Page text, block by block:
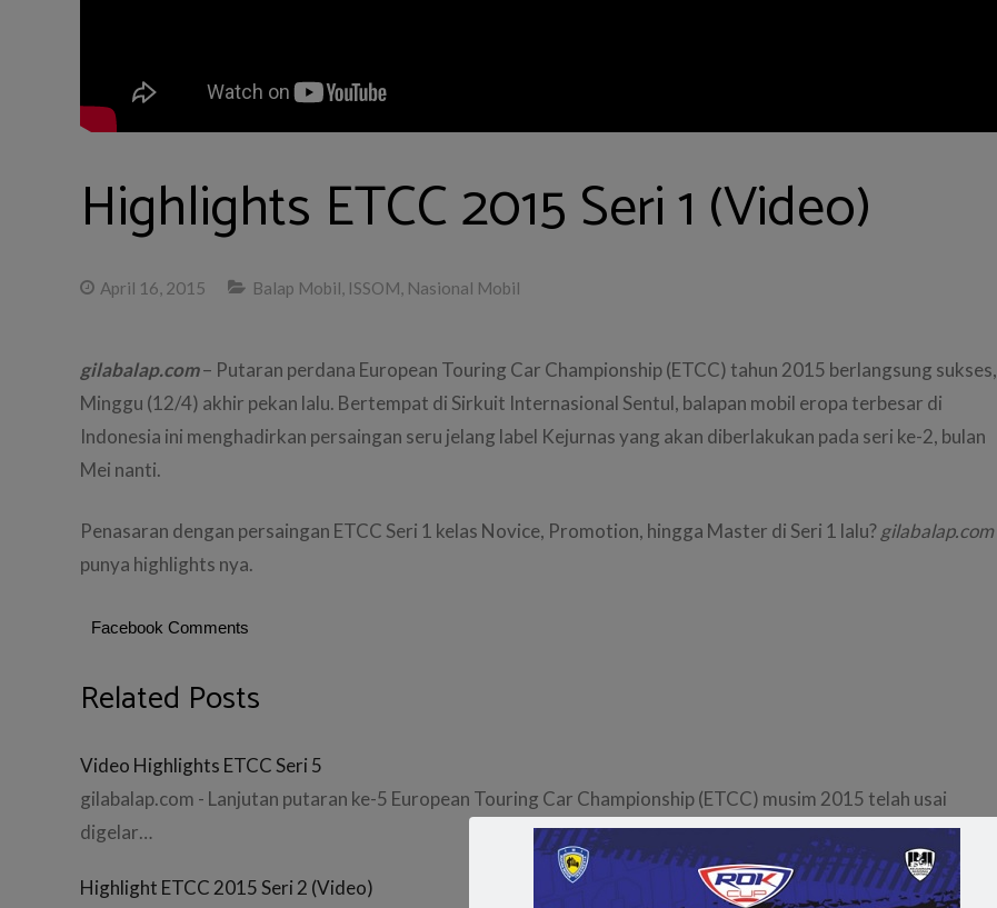
Highlights ETCC 2015 Seri 1 (Video)
April 16, 2015 Balap Mobil ISSOM Nasional Mobil
gilabalap.com– Putaran perdana European Touring Car Championship (ETCC) tahun 2015 berlangsung sukses,
Minggu (12/4) akhir pekan lalu. Bertempat di Sirkuit Internasional Sentul, balapan mobil eropa terbesar di
Indonesia ini menghadirkan persaingan seru jelang label Kejurnas yang akan diberlakukan pada seri ke-2, bulan
Mei nanti.
Penasaran dengan persaingan ETCC Seri 1 kelas Novice, Promotion, hingga Master di Seri 1 lalu?gilabalap.com
punya highlights nya.
Facebook Comments
Related Posts
Video Highlights ETCC Seri 5
gilabalap.com - Lanjutan putaran ke-5 European Touring Car Championship (ETCC) musim 2015 telah usai
digelar…
Highlight ETCC 2015 Seri 2 (Video)